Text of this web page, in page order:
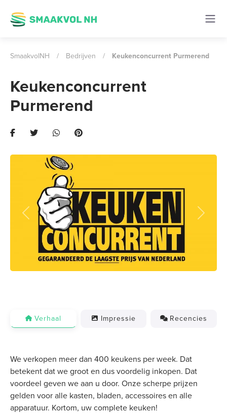
SmaakvolNH / Bedrijven / Keukenconcurrent Purmerend
Keukenconcurrent
Purmerend
Previous Next
Verhaal Impressie Recencies
We verkopen meer dan 400 keukens per week. Dat
betekent dat we groot en dus voordelig inkopen. Dat
voordeel geven we aan u door. Onze scherpe prijzen
gelden voor alle kasten, bladen, accessoires en alle
apparatuur. Kortom, uw complete keuken!